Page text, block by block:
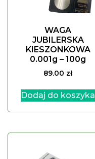
WAGA
JUBILERSKA
KIESZONKOWA
0.001g – 100g
89.00 zł
Dodaj do koszyka